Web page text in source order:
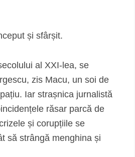
și sfârșit.
al XXI-lea, se
zis Macu, un soi de
Iar strașnica jurnalistă
răsar parcă de
și corupțiile se
să strângă menghina și